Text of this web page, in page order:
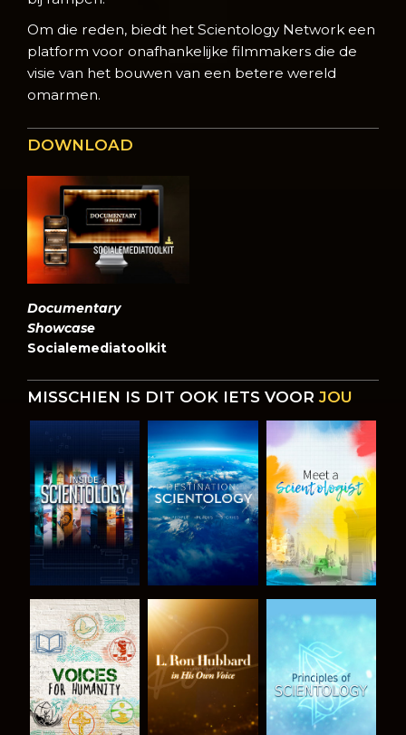
Om die reden, biedt het Scientology Network een
platform voor onafhankelijke filmmakers die de
visie van het bouwen van een betere wereld
omarmen.
DOWNLOAD
Documentary
Showcase
Socialemediatoolkit
MISSCHIEN IS DIT OOK IETS VOOR JOU
VERKEN DE
SERIE
VERKEN DE
SERIE
VERKEN DE
SERIE